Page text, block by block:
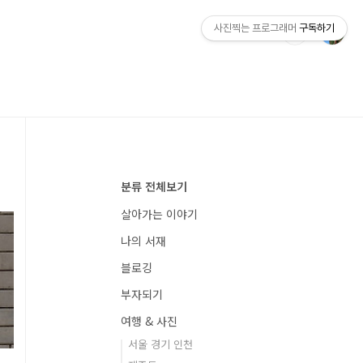
분류 전체보기
살아가는 이야기
나의 서재
블로깅
부자되기
여행 & 사진
서울 경기 인천
사진찍는 프로그래머 구독하기